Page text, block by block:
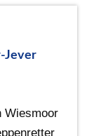
Jever
Wiesmoor